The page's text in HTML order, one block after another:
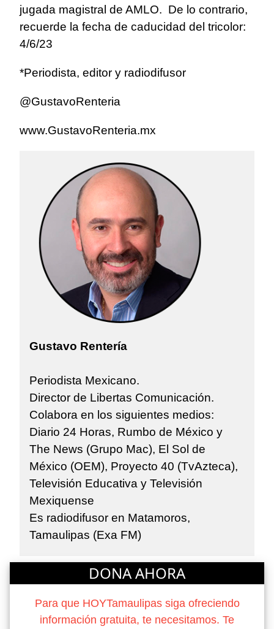
jugada magistral de AMLO. De lo contrario,
recuerde la fecha de caducidad del tricolor:
4/6/23
*Periodista, editor y radiodifusor
@GustavoRenteria
www.GustavoRenteria.mx
Gustavo Rentería
Periodista Mexicano.
Director de Libertas Comunicación.
Colabora en los siguientes medios:
Diario 24 Horas, Rumbo de México y
The News (Grupo Mac), El Sol de
México (OEM), Proyecto 40 (TvAzteca),
Televisión Educativa y Televisión
Mexiquense
Es radiodifusor en Matamoros,
Tamaulipas (Exa FM)
DONA AHORA
Para que HOYTamaulipas siga ofreciendo
información gratuita, te necesitamos. Te